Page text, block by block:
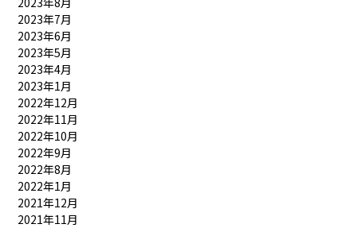
2023年7月
2023年6月
2023年5月
2023年4月
2023年1月
2022年12月
2022年11月
2022年10月
2022年9月
2022年8月
2022年1月
2021年12月
2021年11月